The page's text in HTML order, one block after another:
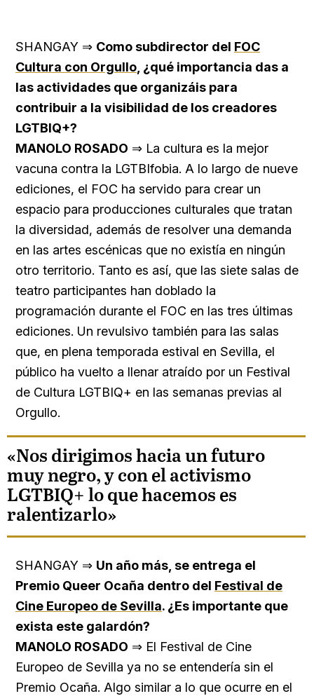
SHANGAY ⇒ Como subdirector del FOC
Cultura con Orgullo , ¿qué importancia das a
las actividades que organizáis para
contribuir a la visibilidad de los creadores
LGTBIQ+?
MANOLO ROSADO ⇒ La cultura es la mejor
vacuna contra la LGTBIfobia. A lo largo de nueve
ediciones, el FOC ha servido para crear un
espacio para producciones culturales que tratan
la diversidad, además de resolver una demanda
en las artes escénicas que no existía en ningún
otro territorio. Tanto es así, que las siete salas de
teatro participantes han doblado la
programación durante el FOC en las tres últimas
ediciones. Un revulsivo también para las salas
que, en plena temporada estival en Sevilla, el
público ha vuelto a llenar atraído por un Festival
de Cultura LGTBIQ+ en las semanas previas al
Orgullo.
«Nos dirigimos hacia un futuro
muy negro, y con el activismo
LGTBIQ+ lo que hacemos es
ralentizarlo»
SHANGAY ⇒ Un año más, se entrega el
Premio Queer Ocaña dentro del Festival de
Cine Europeo de Sevilla. ¿Es importante que
exista este galardón?
MANOLO ROSADO ⇒ El Festival de Cine
Europeo de Sevilla ya no se entendería sin el
Premio Ocaña. Algo similar a lo que ocurre en el